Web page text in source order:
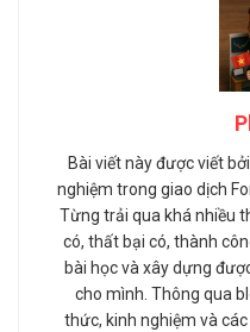
Bài viết này được viết
nghiệm trong giao dịch
Từng trải qua khá nhiều
có, thất bại có, thành
bài học và xây dựng
cho mình. Thông qua
thức, kinh nghiệm và